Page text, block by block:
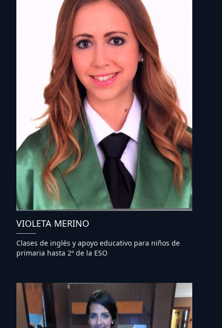
VIOLETA MERINO
Clases de inglés y apoyo educativo para niños de
primaria hasta 2º de la ESO